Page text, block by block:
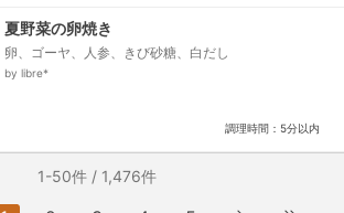
夏野菜の卵焼き
卵、ゴーヤ、人参、きび砂糖、白だし
by libre*
調理時間：5分以内
1-50件 / 1,476件